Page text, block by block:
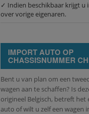
✓ Indien beschikbaar krijgt u
over vorige eigenaren.
IMPORT AUTO OP
CHASSISNUMMER
Bent u van plan om een
wagen aan te schaffen? Is
origineel Belgisch, betreft het
auto of wilt u zelf een wagen